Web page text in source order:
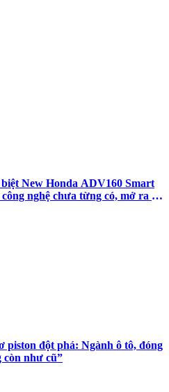
New Honda ADV160 Smart
nghệ chưa từng có, mở ra xu
piston đột phá: Ngành ô tô, đóng
còn như cũ”